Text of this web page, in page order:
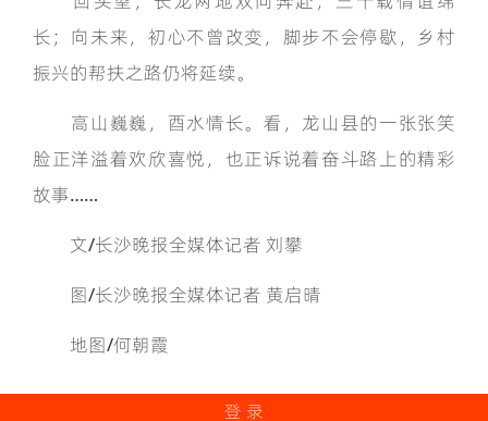
长；向未来，初心不曾改变，脚步不会停歇，乡村
振兴的帮扶之路仍将延续。
高山巍巍，酉水情长。看，龙山县的一张张笑
脸正洋溢着欢欣喜悦，也正诉说着奋斗路上的精彩
故事……
文/长沙晚报全媒体记者 刘攀
图/长沙晚报全媒体记者 黄启晴
地图/何朝霞
登 录